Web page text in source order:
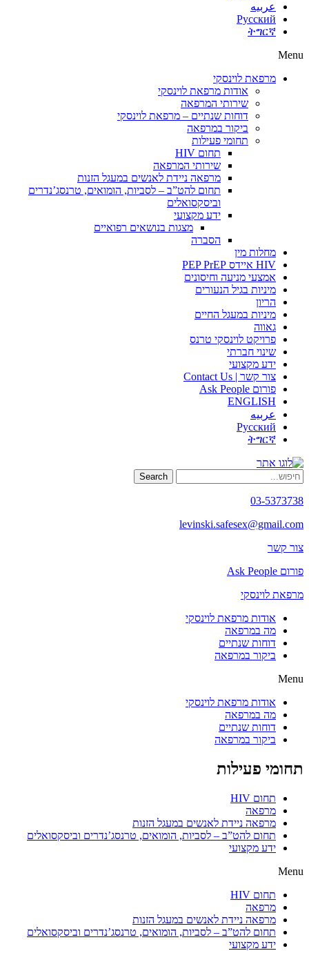
عربيه
Русский
ትግርኛ
Menu
מרפאת לוינסקי
אודות מרפאת לוינסקי
שירותי המרפאה
דוחות שנתיים – מרפאת לוינסקי
ביקור במרפאה
תחומי פעילות
תחום HIV
שירותי המרפאה
מרפאה ניידת לאנשים במעגל הזנות
תחום להט”ב – לסביות, הומואים, טרנסג’נדרים
וביסקסואלים
ידע מקצועי
מצגות בנושאים רפואיים
הסברה
מחלות מין
HIV איידס PEP PrEP
אמצעי מניעה וחיסונים
מיניות בגיל הנעורים
הריון
מיניות במעגל החיים
גאווה
פרויקט לוינסקי טרנס
שינוי חברתי
ידע מקצועי
צור קשר | Contact Us
פורום Ask People
ENGLISH
عربيه
Русский
ትግርኛ
Search
03-5373738
levinski.safesex@gmail.com
צור קשר
פורום Ask People
מרפאת לוינסקי
אודות מרפאת לוינסקי
מה במרפאה
דוחות שנתיים
ביקור במרפאה
Menu
אודות מרפאת לוינסקי
מה במרפאה
דוחות שנתיים
ביקור במרפאה
תחומי פעילות
תחום HIV
מרפאה
מרפאה ניידת לאנשים במעגל הזנות
תחום להט”ב – לסביות, הומואים, טרנסג’נדרים וביסקסואלים
ידע מקצועי
Menu
תחום HIV
מרפאה
מרפאה ניידת לאנשים במעגל הזנות
תחום להט”ב – לסביות, הומואים, טרנסג’נדרים וביסקסואלים
ידע מקצועי